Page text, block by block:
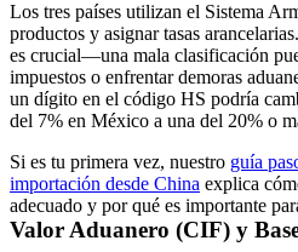
Los tres países utilizan el Sistema
productos y asignar tasas
es crucial—una mala clasificación
impuestos o enfrentar demoras
un dígito en el código HS podría
del 7% en México a una del 20% o
Si es tu primera vez, nuestro guía
importación desde China explica
adecuado y por qué es importante
Valor Aduanero (CIF) y